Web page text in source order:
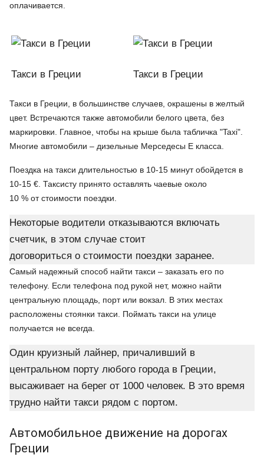
оплачивается.
Такси в Греции Такси в Греции
Такси в Греции, в большинстве случаев, окрашены в желтый
цвет. Встречаются также автомобили белого цвета, без
маркировки. Главное, чтобы на крыше была табличка "Taxi".
Многие автомобили – дизельные Мерседесы Е класса.
Поездка на такси длительностью в 10-15 минут обойдется в
10-15 €. Таксисту принято оставлять чаевые около
10 % от стоимости поездки.
Некоторые водители отказываются включать
счетчик, в этом случае стоит
договориться о стоимости поездки заранее.
Самый надежный способ найти такси – заказать его по
телефону. Если телефона под рукой нет, можно найти
центральную площадь, порт или вокзал. В этих местах
расположены стоянки такси. Поймать такси на улице
получается не всегда.
Один круизный лайнер, причаливший в
центральном порту любого города в Греции,
высаживает на берег от 1000 человек. В это время
трудно найти такси рядом с портом.
Автомобильное движение на дорогах
Греции